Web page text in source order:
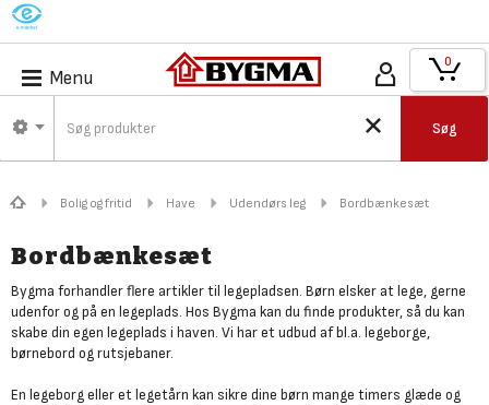
M
Menu
Søg
0
Bolig og fritid Have Udendørs leg Bordbænkesæt
Bordbænkesæt
Bygma forhandler flere artikler til legepladsen. Børn elsker at lege, gerne
udenfor og på en legeplads. Hos Bygma kan du finde produkter, så du kan
skabe din egen legeplads i haven. Vi har et udbud af bl.a. legeborge,
børnebord og rutsjebaner.
En legeborg eller et legetårn kan sikre dine børn mange timers glæde og